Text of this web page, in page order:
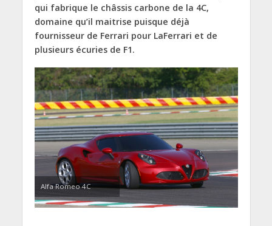
qui fabrique le châssis carbone de la 4C,
domaine qu’il maitrise puisque déjà
fournisseur de Ferrari pour LaFerrari et de
plusieurs écuries de F1.
Alfa Romeo 4C